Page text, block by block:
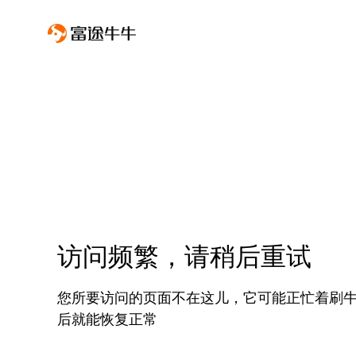
访问频繁，请稍后重试
您所要访问的页面不在这儿，它可能正忙着刷
后就能恢复正常